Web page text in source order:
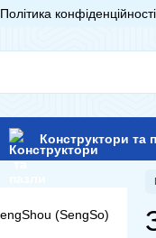
Політика конфіденційності
Конструктори та